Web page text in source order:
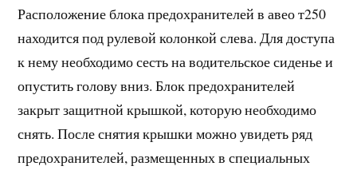
Расположение блока предохранителей в авео т250
находится под рулевой колонкой слева. Для доступа
к нему необходимо сесть на водительское сиденье и
опустить голову вниз. Блок предохранителей
закрыт защитной крышкой, которую необходимо
снять. После снятия крышки можно увидеть ряд
предохранителей, размещенных в специальных